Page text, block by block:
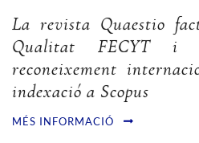
La revista Quaestio
Qualitat FECYT i
reconeixement
indexació a Scopus
MÉS INFORMACIÓ